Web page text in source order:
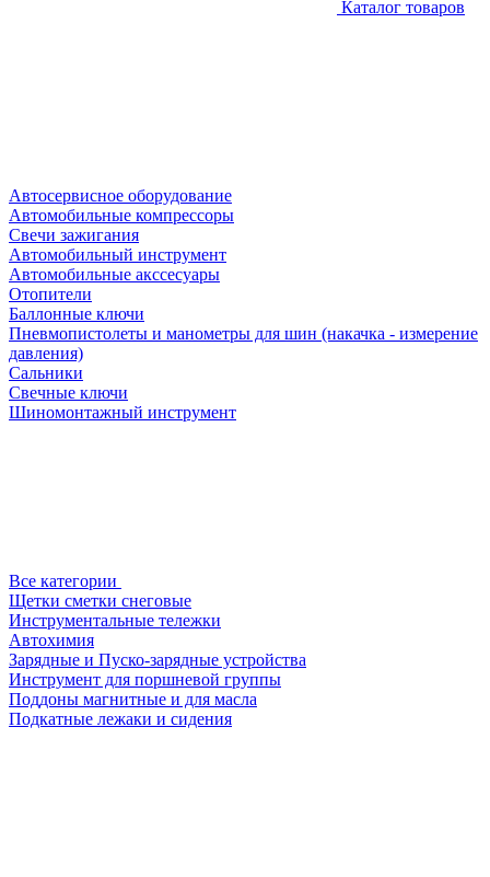
Каталог товаров
Автосервисное оборудование
Автомобильные компрессоры
Свечи зажигания
Автомобильный инструмент
Автомобильные акссесуары
Отопители
Баллонные ключи
Пневмопистолеты и манометры для шин (накачка - измерение
давления)
Сальники
Свечные ключи
Шиномонтажный инструмент
Все категории
Щетки сметки снеговые
Инструментальные тележки
Автохимия
Зарядные и Пуско-зарядные устройства
Инструмент для поршневой группы
Поддоны магнитные и для масла
Подкатные лежаки и сидения